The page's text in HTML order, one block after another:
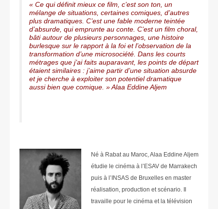
« Ce qui définit mieux ce film, c’est son ton, un
mélange de situations, certaines comiques, d’autres
plus dramatiques. C’est une fable moderne teintée
d’absurde, qui emprunte au conte. C’est un film choral,
bâti autour de plusieurs personnages, une histoire
burlesque sur le rapport à la foi et l’observation de la
transformation d’une microsociété. Dans les courts
métrages que j’ai faits auparavant, les points de départ
étaient similaires : j’aime partir d’une situation absurde
et je cherche à exploiter son potentiel dramatique
aussi bien que comique. » Alaa Eddine Aljem
Né à Rabat au Maroc, Alaa Eddine Aljem
étudie le cinéma à l’ESAV de Marrakech
puis à l’INSAS de Bruxelles en master
réalisation, production et scénario. Il
travaille pour le cinéma et la télévision